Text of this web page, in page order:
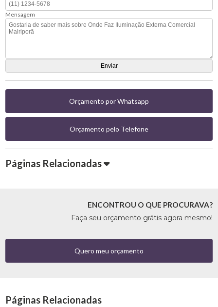
Mensagem
Orçamento por Whatsapp
Orçamento pelo Telefone
Páginas Relacionadas
ENCONTROU O QUE PROCURAVA?
Faça seu orçamento grátis agora mesmo!
Quero meu orçamento
Páginas Relacionadas